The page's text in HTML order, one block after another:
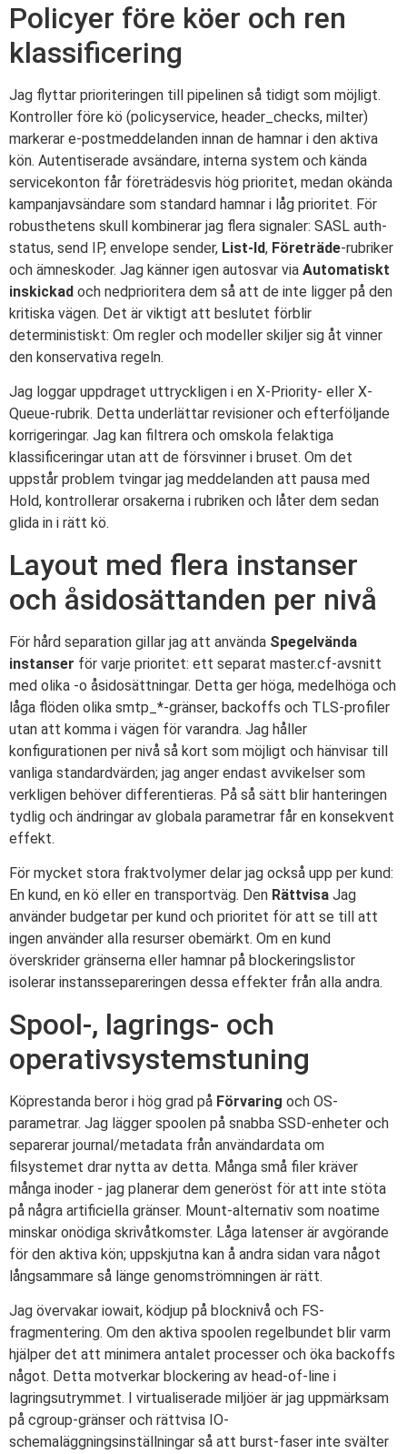
Policyer före köer och ren
klassificering
Jag flyttar prioriteringen till pipelinen så tidigt som möjligt.
Kontroller före kö (policyservice, header_checks, milter)
markerar e-postmeddelanden innan de hamnar i den aktiva
kön. Autentiserade avsändare, interna system och kända
servicekonton får företrädesvis hög prioritet, medan okända
kampanjavsändare som standard hamnar i låg prioritet. För
robusthetens skull kombinerar jag flera signaler: SASL auth-
status, send IP, envelope sender, List-Id, Företräde-rubriker
och ämneskoder. Jag känner igen autosvar via Automatiskt
inskickad och nedprioritera dem så att de inte ligger på den
kritiska vägen. Det är viktigt att beslutet förblir
deterministiskt: Om regler och modeller skiljer sig åt vinner
den konservativa regeln.
Jag loggar uppdraget uttryckligen i en X-Priority- eller X-
Queue-rubrik. Detta underlättar revisioner och efterföljande
korrigeringar. Jag kan filtrera och omskola felaktiga
klassificeringar utan att de försvinner i bruset. Om det
uppstår problem tvingar jag meddelanden att pausa med
Hold, kontrollerar orsakerna i rubriken och låter dem sedan
glida in i rätt kö.
Layout med flera instanser
och åsidosättanden per nivå
För hård separation gillar jag att använda Spegelvända
instanser för varje prioritet: ett separat master.cf-avsnitt
med olika -o åsidosättningar. Detta ger höga, medelhöga och
låga flöden olika smtp_*-gränser, backoffs och TLS-profiler
utan att komma i vägen för varandra. Jag håller
konfigurationen per nivå så kort som möjligt och hänvisar till
vanliga standardvärden; jag anger endast avvikelser som
verkligen behöver differentieras. På så sätt blir hanteringen
tydlig och ändringar av globala parametrar får en konsekvent
effekt.
För mycket stora fraktvolymer delar jag också upp per kund:
En kund, en kö eller en transportväg. Den Rättvisa Jag
använder budgetar per kund och prioritet för att se till att
ingen använder alla resurser obemärkt. Om en kund
överskrider gränserna eller hamnar på blockeringslistor
isolerar instanssepareringen dessa effekter från alla andra.
Spool-, lagrings- och
operativsystemstuning
Köprestanda beror i hög grad på Förvaring och OS-
parametrar. Jag lägger spoolen på snabba SSD-enheter och
separerar journal/metadata från användardata om
filsystemet drar nytta av detta. Många små filer kräver
många inoder - jag planerar dem generöst för att inte stöta
på några artificiella gränser. Mount-alternativ som noatime
minskar onödiga skrivåtkomster. Låga latenser är avgörande
för den aktiva kön; uppskjutna kan å andra sidan vara något
långsammare så länge genomströmningen är rätt.
Jag övervakar iowait, ködjup på blocknivå och FS-
fragmentering. Om den aktiva spoolen regelbundet blir varm
hjälper det att minimera antalet processer och öka backoffs
något. Detta motverkar blockering av head-of-line i
lagringsutrymmet. I virtualiserade miljöer är jag uppmärksam
på cgroup-gränser och rättvisa IO-
schemaläggningsinställningar så att burst-faser inte svälter